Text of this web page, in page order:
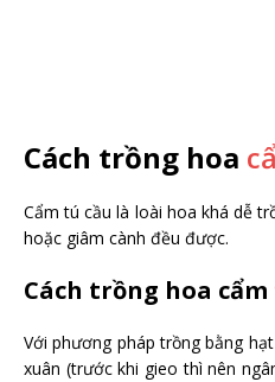
Cách trồng hoa
Cẩm tú cầu là loài hoa khá dễ
hoặc giâm cành đều được.
Cách trồng hoa
Với phương pháp trồng bằng
xuân (trước khi gieo thì nên